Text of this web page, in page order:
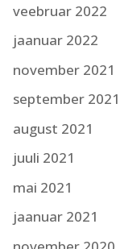
veebruar 2022
jaanuar 2022
november 2021
september 2021
august 2021
juuli 2021
mai 2021
jaanuar 2021